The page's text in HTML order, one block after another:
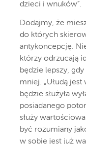
dzieci i wnuków”.
Dodajmy, że
do których
antykoncepcję.
którzy odrzucają
będzie lepszy,
mniej. „Ułudą
będzie służyła
posiadanego
służy
być rozumiany
w sobie jest już